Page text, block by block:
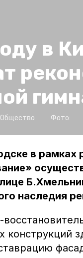
в
Общество Фото:
в рамках
наследия
конструкций